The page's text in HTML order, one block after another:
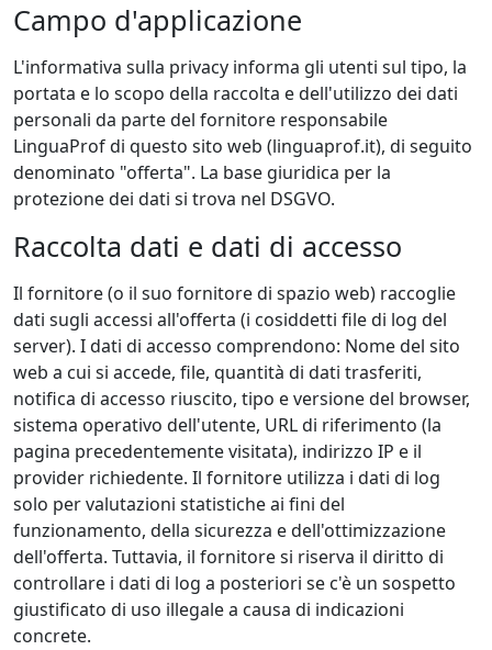
Campo d'applicazione
L'informativa sulla privacy informa gli utenti sul tipo, la
portata e lo scopo della raccolta e dell'utilizzo dei dati
personali da parte del fornitore responsabile
LinguaProf di questo sito web (linguaprof.it), di seguito
denominato "offerta". La base giuridica per la
protezione dei dati si trova nel DSGVO.
Raccolta dati e dati di accesso
Il fornitore (o il suo fornitore di spazio web) raccoglie
dati sugli accessi all'offerta (i cosiddetti file di log del
server). I dati di accesso comprendono: Nome del sito
web a cui si accede, file, quantità di dati trasferiti,
notifica di accesso riuscito, tipo e versione del browser,
sistema operativo dell'utente, URL di riferimento (la
pagina precedentemente visitata), indirizzo IP e il
provider richiedente. Il fornitore utilizza i dati di log
solo per valutazioni statistiche ai fini del
funzionamento, della sicurezza e dell'ottimizzazione
dell'offerta. Tuttavia, il fornitore si riserva il diritto di
controllare i dati di log a posteriori se c'è un sospetto
giustificato di uso illegale a causa di indicazioni
concrete.